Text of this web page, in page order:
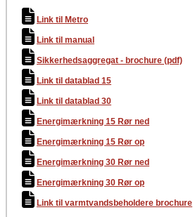
Link til Metro
Link til manual
Sikkerhedsaggregat - brochure (pdf)
Link til datablad 15
Link til datablad 30
Energimærkning 15 Rør ned
Energimærkning 15 Rør op
Energimærkning 30 Rør ned
Energimærkning 30 Rør op
Link til varmtvandsbeholdere brochure